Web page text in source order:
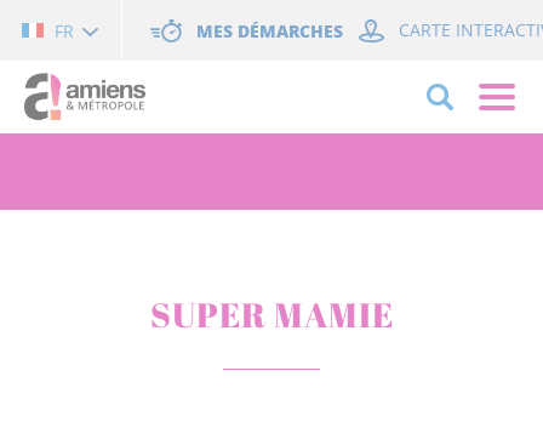
FR MES DÉMARCHES CARTE
SUPER MAMIE